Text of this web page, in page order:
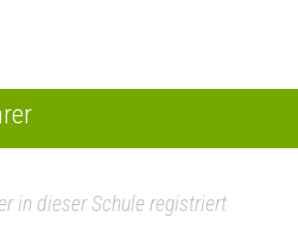
in dieser Schule registriert